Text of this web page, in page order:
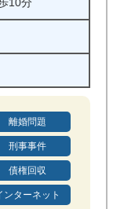
離婚問題
刑事事件
債権回収
ンターネット